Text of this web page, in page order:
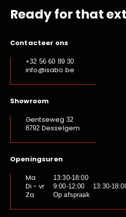
Ready for that
Contacteer ons
+32 56 60 89 30
info@isabo.be
Showroom
Gentseweg 32
8792 Desselgem
Openingsuren
Ma
13:30-18:00
Di - vr 9:00-12:00 13:30-
Za Op afspraak